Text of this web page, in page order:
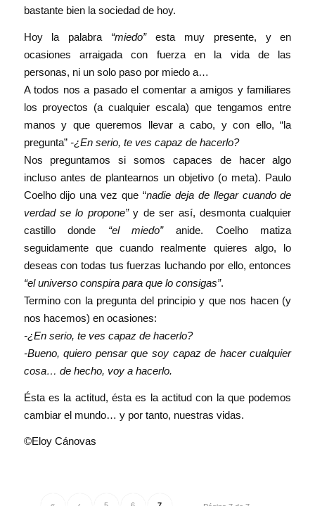
bastante bien la sociedad de hoy.
Hoy la palabra “miedo”esta muy presente, y en
ocasiones arraigada con fuerza en la vida de las
personas, ni un solo paso por miedo a…
A todos nos a pasado el comentar a amigos y familiares
los proyectos (a cualquier escala) que tengamos entre
manos y que queremos llevar a cabo, y con ello, “la
pregunta” -¿En serio, te ves capaz de hacerlo?
Nos preguntamos si somos capaces de hacer algo
incluso antes de plantearnos un objetivo (o meta). Paulo
Coelho dijo una vez que “nadie deja de llegar cuando de
verdad se lo propone”y de ser así, desmonta cualquier
castillo donde “el miedo”anide. Coelho matiza
seguidamente que cuando realmente quieres algo, lo
deseas con todas tus fuerzas luchando por ello, entonces
“el universo conspira para que lo consigas”.
Termino con la pregunta del principio y que nos hacen (y
nos hacemos) en ocasiones:
-¿En serio, te ves capaz de hacerlo?
-Bueno, quiero pensar que soy capaz de hacer cualquier
cosa… de hecho, voy a hacerlo.
Ésta es la actitud, ésta es la actitud con la que podemos
cambiar el mundo… y por tanto, nuestras vidas.
©Eloy Cánovas